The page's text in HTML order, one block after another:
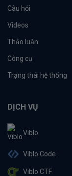
Câu hỏi
Videos
Thảo luận
Công cụ
Trạng thái hệ thống
DỊCH VỤ
Viblo
Viblo Code
Viblo CTF